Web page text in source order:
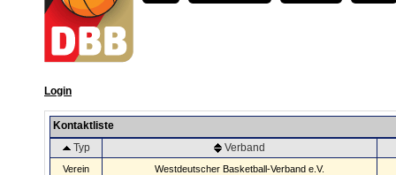
Login
Kontaktliste
Typ
Verband
Verein Westdeutscher Basketball-Verband e.V.